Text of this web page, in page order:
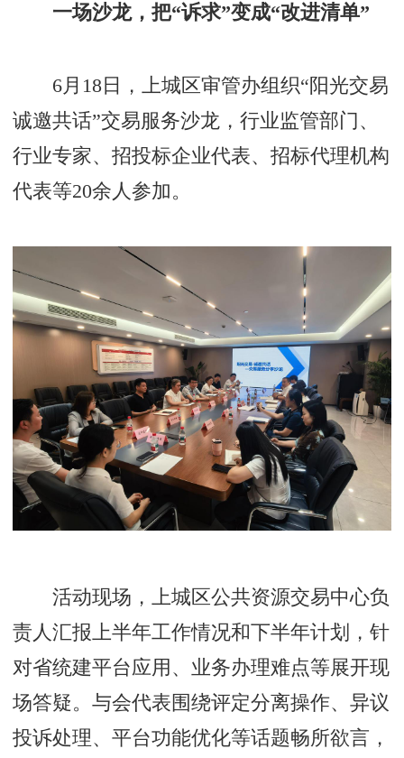
一场沙龙，把“诉求”变成“改进清单”
6月18日，上城区审管办组织“阳光交易
诚邀共话”交易服务沙龙，行业监管部门、
行业专家、招投标企业代表、招标代理机构
代表等20余人参加。
活动现场，上城区公共资源交易中心负
责人汇报上半年工作情况和下半年计划，针
对省统建平台应用、业务办理难点等展开现
场答疑。与会代表围绕评定分离操作、异议
投诉处理、平台功能优化等话题畅所欲言，